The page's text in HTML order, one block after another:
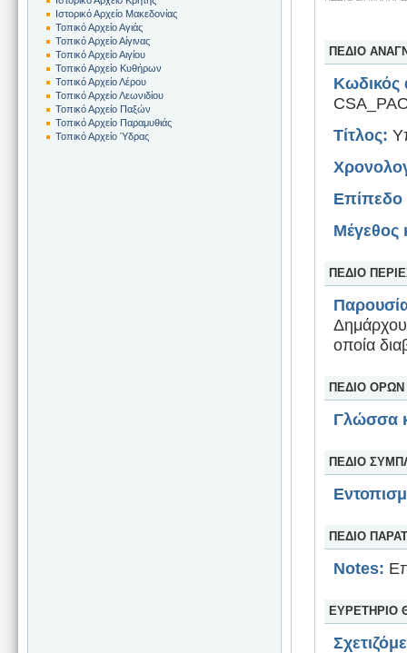
ΠΕΔΙΟ
Κωδικός
Τίτλος:
Επίπεδο
Μέγεθος
ΠΕΔΙΟ
Δημάρχου
οποία
ΠΕΔΙΟ
Γλώσσα
ΠΕΔΙΟ
ΠΕΔΙΟ
Notes:
ΕΥΡΕΤΗΡΙΟ
Ιστορικό Αρχείο Μακεδονίας
Τοπικό Αρχείο Αγιάς
Τοπικό Αρχείο Αίγινας
Τοπικό Αρχείο Αιγίου
Τοπικό Αρχείο Κυθήρων
Τοπικό Αρχείο Λέρου
Τοπικό Αρχείο Λεωνιδίου
Τοπικό Αρχείο Παξών
Τοπικό Αρχείο Παραμυθιάς
Τοπικό Αρχείο Ύδρας